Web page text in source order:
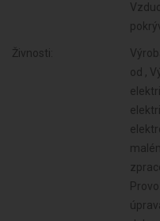
Živnosti:
od ,